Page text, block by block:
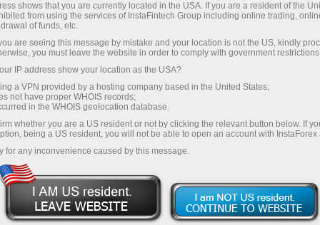
InstaForex
مع إنستا فوركس، يمكنك الوصول إلى
إلى 1:5000، وبعض من أفضل فروق
الأسعار والعمولات في السوق، وظروف
مواتية لتداول الأسهم والمؤشرات
فوركس الحصول على مكافأة تصل إلى
30% على إيداعه، والاستفادة من
عروض ترويجية وعروض خاصة أخرى.
30% مكافأة
لكل إيداع
سرعة
في التجارة وعلى الطريق السريع
جائزة هديتك الشخصية الكبرى
قم بإيداع المبلغ في حسابك باستخدام $333 — اختر هدية
تصل قيمتها إلى $1,500
تداول بدون مخاطرة -
shows that you are currently located in the USA. If you are a resident of the
from using the services of InstaFintech Group including online trading,
of funds, etc.
are seeing this message by mistake and your location is not the US, kindly
you must leave the website in order to comply with government
IP address show your location as the USA?
a VPN provided by a hosting company based in the United States;
not have proper WHOIS records;
in the WHOIS geolocation database.
whether you are a US resident or not by clicking the relevant button below. If
being a US resident, you will not be able to open an account with InstaForex
for any inconvenience caused by this message.